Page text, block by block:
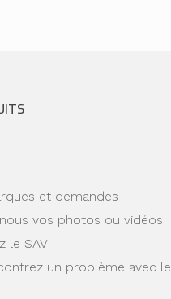
et demandes
vos photos ou vidéos
le SAV
un problème avec le